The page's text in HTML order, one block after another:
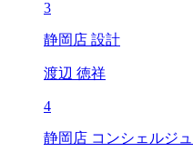
3
静岡店 設計
渡辺 徳祥
4
静岡店 コンシェルジュ